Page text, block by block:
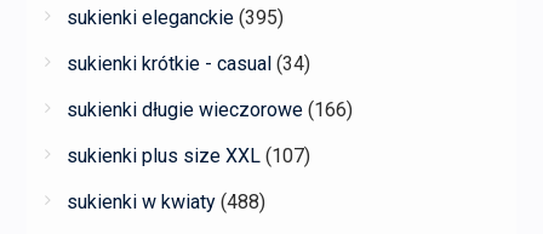
sukienki eleganckie (395)
sukienki krótkie - casual (34)
sukienki długie wieczorowe (166)
sukienki plus size XXL (107)
sukienki w kwiaty (488)